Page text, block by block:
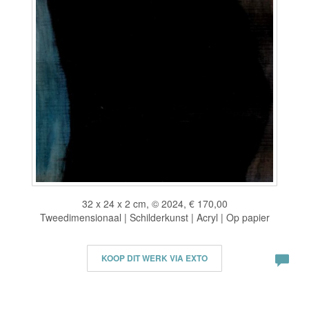
32 x 24 x 2 cm, © 2024, € 170,00
Tweedimensionaal | Schilderkunst | Acryl | Op papier
KOOP DIT WERK VIA EXTO